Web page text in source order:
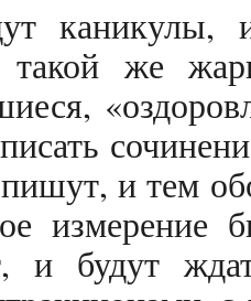
каникулы,
такой же
и тем
измерение
и будут